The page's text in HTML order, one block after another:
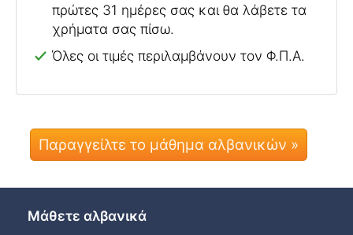
πρώτες 31 ημέρες σας και θα λάβετε τα
χρήματα σας πίσω.
Όλες οι τιμές περιλαμβάνουν τον Φ.Π.Α.
Παραγγείλτε το μάθημα αλβανικών »
Μάθετε αλβανικά